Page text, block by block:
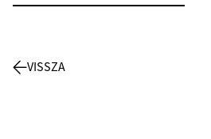
VISSZA